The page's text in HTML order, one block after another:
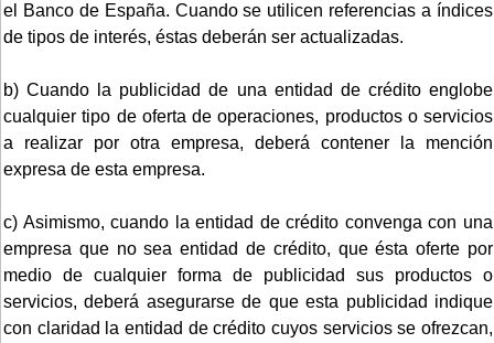
el Banco de España. Cuando se utilicen referencias a índices
de tipos de interés, éstas deberán ser actualizadas.
b) Cuando la publicidad de una entidad de crédito englobe
cualquier tipo de oferta de operaciones, productos o servicios
a realizar por otra empresa, deberá contener la mención
expresa de esta empresa.
c) Asimismo, cuando la entidad de crédito convenga con una
empresa que no sea entidad de crédito, que ésta oferte por
medio de cualquier forma de publicidad sus productos o
servicios, deberá asegurarse de que esta publicidad indique
con claridad la entidad de crédito cuyos servicios se ofrezcan,